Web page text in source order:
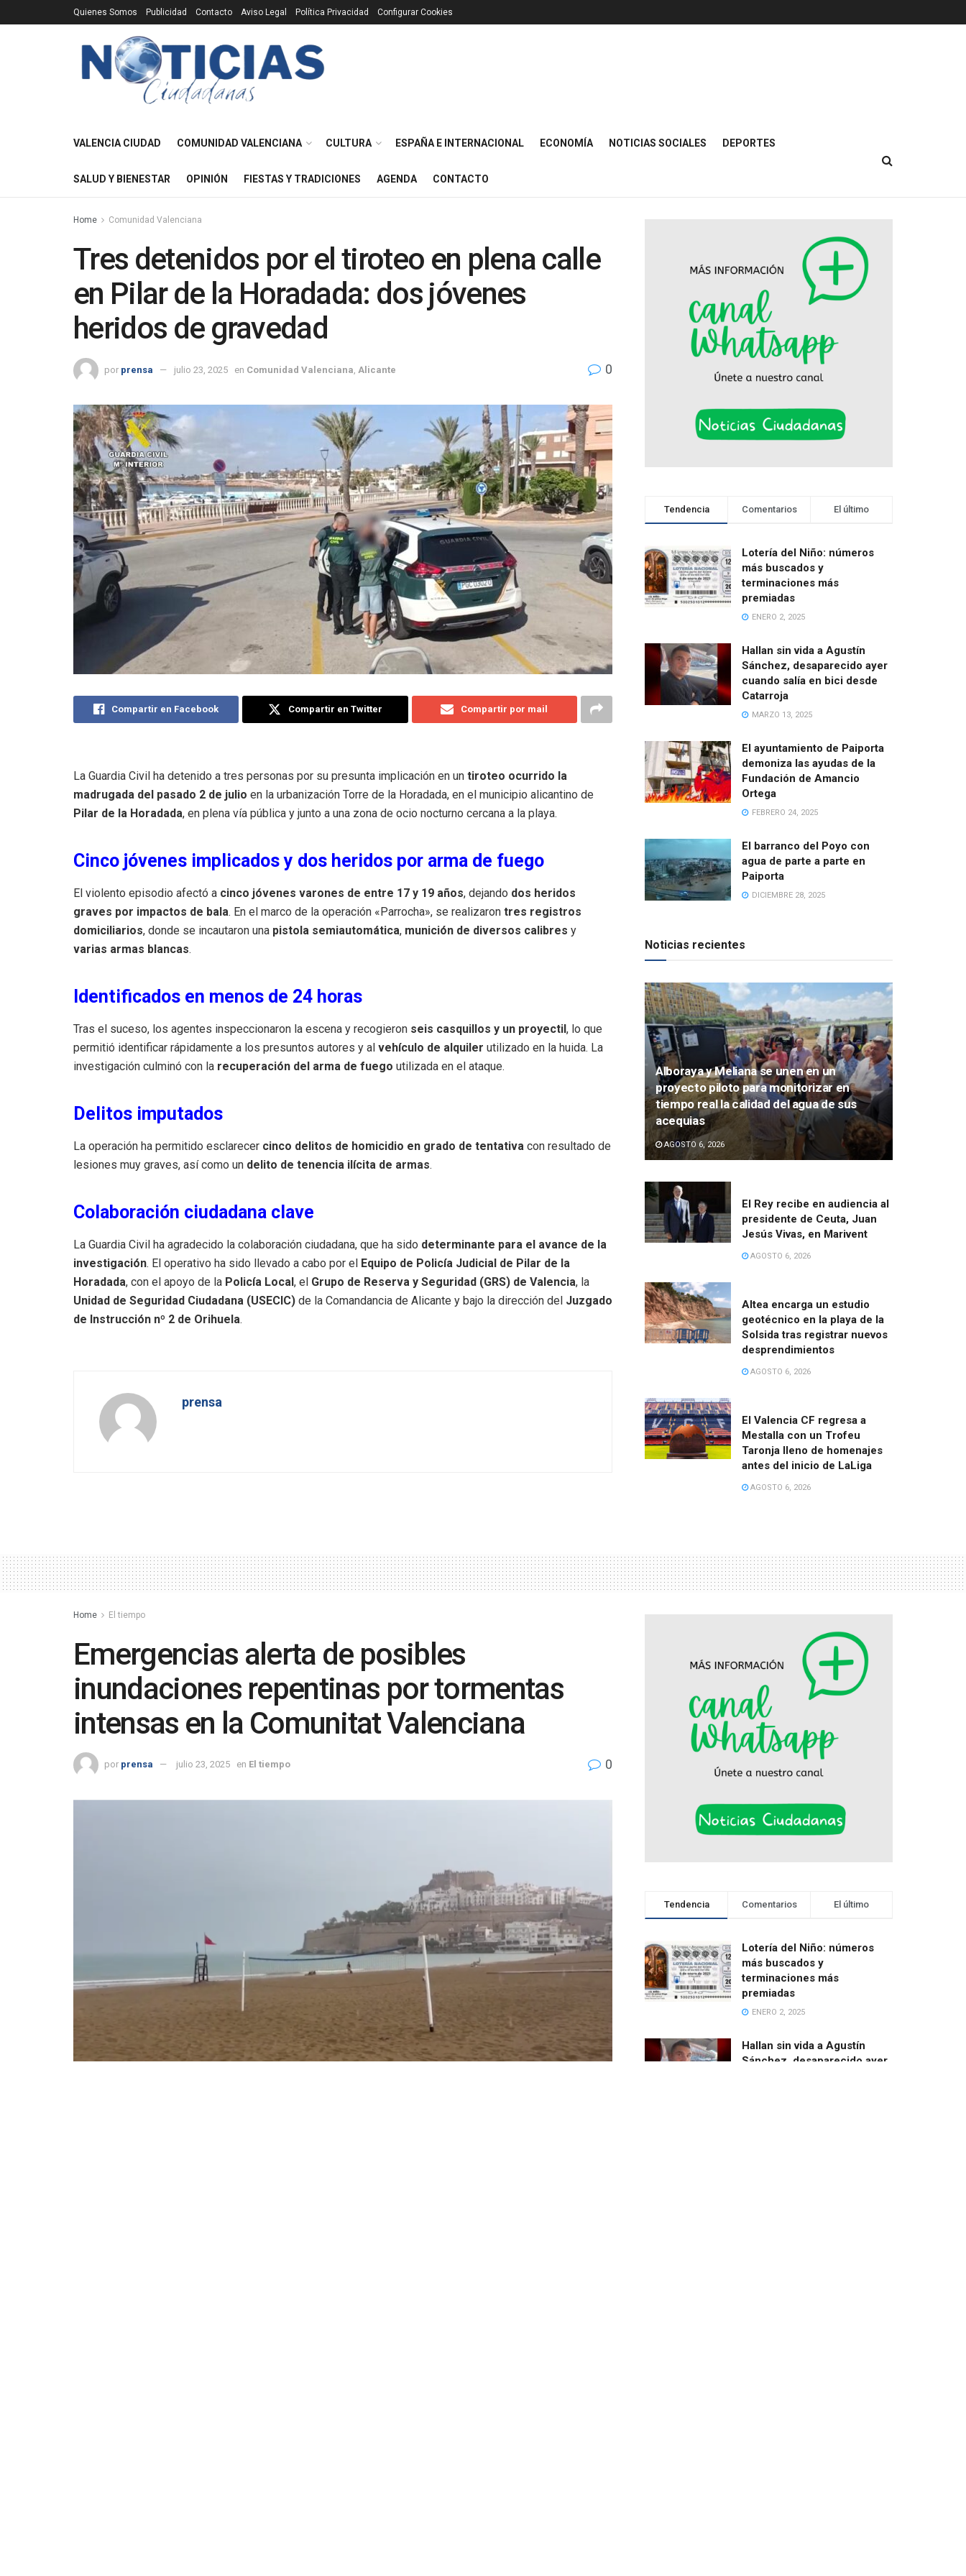
Quienes Somos Publicidad Contacto Aviso Legal Política Privacidad Configurar Cookies
VALENCIA CIUDAD COMUNIDAD VALENCIANA CULTURA ESPAÑA E INTERNACIONAL ECONOMÍA NOTICIAS SOCIALES DEPORTES
SALUD Y BIENESTAR OPINIÓN FIESTAS Y TRADICIONES AGENDA CONTACTO
Home Comunidad Valenciana
Tres detenidos por el tiroteo en plena calle
en Pilar de la Horadada: dos jóvenes
heridos de gravedad
por prensa julio 23, 2025 en Comunidad Valenciana Alicante 0
Compartir en Facebook Compartir en Twitter Compartir por mail
La Guardia Civil ha detenido a tres personas por su presunta implicación en un tiroteo ocurrido la
madrugada del pasado 2 de julio en la urbanización Torre de la Horadada, en el municipio alicantino de
Pilar de la Horadada, en plena vía pública y junto a una zona de ocio nocturno cercana a la playa.
Cinco jóvenes implicados y dos heridos por arma de fuego
El violento episodio afectó a cinco jóvenes varones de entre 17 y 19 años, dejando dos heridos
graves por impactos de bala. En el marco de la operación «Parrocha», se realizaron tres registros
domiciliarios, donde se incautaron una pistola semiautomática, munición de diversos calibres y
varias armas blancas.
Identificados en menos de 24 horas
Tras el suceso, los agentes inspeccionaron la escena y recogieron seis casquillos y un proyectil, lo que
permitió identificar rápidamente a los presuntos autores y al vehículo de alquiler utilizado en la huida. La
investigación culminó con la recuperación del arma de fuego utilizada en el ataque.
Delitos imputados
La operación ha permitido esclarecer cinco delitos de homicidio en grado de tentativa con resultado de
lesiones muy graves, así como un delito de tenencia ilícita de armas.
Colaboración ciudadana clave
La Guardia Civil ha agradecido la colaboración ciudadana, que ha sido determinante para el avance de la
investigación. El operativo ha sido llevado a cabo por el Equipo de Policía Judicial de Pilar de la
Horadada, con el apoyo de la Policía Local, el Grupo de Reserva y Seguridad (GRS) de Valencia, la
Unidad de Seguridad Ciudadana (USECIC) de la Comandancia de Alicante y bajo la dirección del Juzgado
de Instrucción nº 2 de Orihuela.
prensa
Tendencia Comentarios El último
Lotería del Niño: números
más buscados y
terminaciones más
premiadas
ENERO 2, 2025
Hallan sin vida a Agustín
Sánchez, desaparecido ayer
cuando salía en bici desde
Catarroja
MARZO 13, 2025
El ayuntamiento de Paiporta
demoniza las ayudas de la
Fundación de Amancio
Ortega
FEBRERO 24, 2025
El barranco del Poyo con
agua de parte a parte en
Paiporta
DICIEMBRE 28, 2025
Noticias recientes
Alboraya y Meliana se unen en un
proyecto piloto para monitorizar en
tiempo real la calidad del agua de sus
acequias
AGOSTO 6, 2026
El Rey recibe en audiencia al
presidente de Ceuta, Juan
Jesús Vivas, en Marivent
AGOSTO 6, 2026
Altea encarga un estudio
geotécnico en la playa de la
Solsida tras registrar nuevos
desprendimientos
AGOSTO 6, 2026
El Valencia CF regresa a
Mestalla con un Trofeu
Taronja lleno de homenajes
antes del inicio de LaLiga
AGOSTO 6, 2026
Home El tiempo
Emergencias alerta de posibles
inundaciones repentinas por tormentas
intensas en la Comunitat Valenciana
por prensa julio 23, 2025 en El tiempo 0
Tendencia Comentarios El último
Lotería del Niño: números
más buscados y
terminaciones más
premiadas
ENERO 2, 2025
Hallan sin vida a Agustín
Sánchez, desaparecido ayer